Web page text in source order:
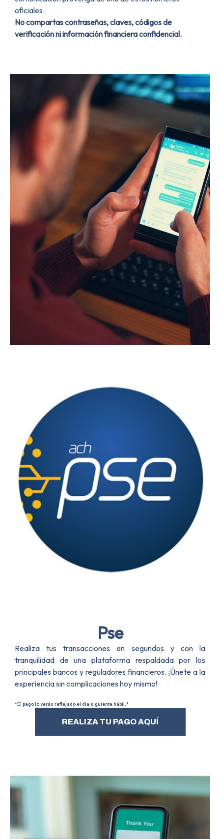
oficiales.
No compartas contraseñas, claves, códigos de
verificación ni información financiera confidencial.
Pse
Realiza tus transacciones en segundos y con la
tranquilidad de una plataforma respaldada por los
principales bancos y reguladores financieros. ¡Únete a la
experiencia sin complicaciones hoy mismo!
*El pago lo verás reflejado el día siguiente hábil.*
REALIZA TU PAGO AQUÍ